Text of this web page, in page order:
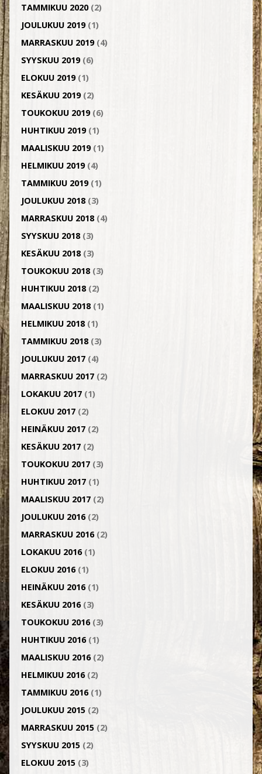
TAMMIKUU 2020(2)
JOULUKUU 2019(1)
MARRASKUU 2019(4)
SYYSKUU 2019(6)
ELOKUU 2019(1)
KESÄKUU 2019(2)
TOUKOKUU 2019(6)
HUHTIKUU 2019(1)
MAALISKUU 2019(1)
HELMIKUU 2019(4)
TAMMIKUU 2019(1)
JOULUKUU 2018(3)
MARRASKUU 2018(4)
SYYSKUU 2018(3)
KESÄKUU 2018(3)
TOUKOKUU 2018(3)
HUHTIKUU 2018(2)
MAALISKUU 2018(1)
HELMIKUU 2018(1)
TAMMIKUU 2018(3)
JOULUKUU 2017(4)
MARRASKUU 2017(2)
LOKAKUU 2017(1)
ELOKUU 2017(2)
HEINÄKUU 2017(2)
KESÄKUU 2017(2)
TOUKOKUU 2017(3)
HUHTIKUU 2017(1)
MAALISKUU 2017(2)
JOULUKUU 2016(2)
MARRASKUU 2016(2)
LOKAKUU 2016(1)
ELOKUU 2016(1)
HEINÄKUU 2016(1)
KESÄKUU 2016(3)
TOUKOKUU 2016(3)
HUHTIKUU 2016(1)
MAALISKUU 2016(2)
HELMIKUU 2016(2)
TAMMIKUU 2016(1)
JOULUKUU 2015(2)
MARRASKUU 2015(2)
SYYSKUU 2015(2)
ELOKUU 2015(3)